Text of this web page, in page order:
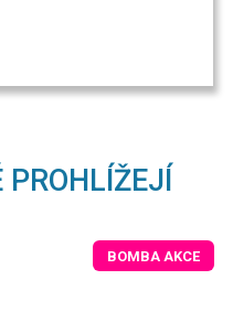
PROHLÍŽEJÍ
BOMBA AKCE